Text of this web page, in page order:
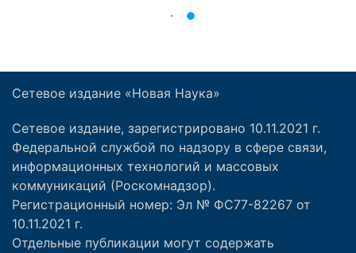
Сетевое издание «Новая Наука»
Сетевое издание, зарегистрировано 10.11.2021 г.
Федеральной службой по надзору в сфере связи,
информационных технологий и массовых
коммуникаций (Роскомнадзор).
Регистрационный номер: Эл № ФС77-82267 от
10.11.2021 г.
Отдельные публикации могут содержать